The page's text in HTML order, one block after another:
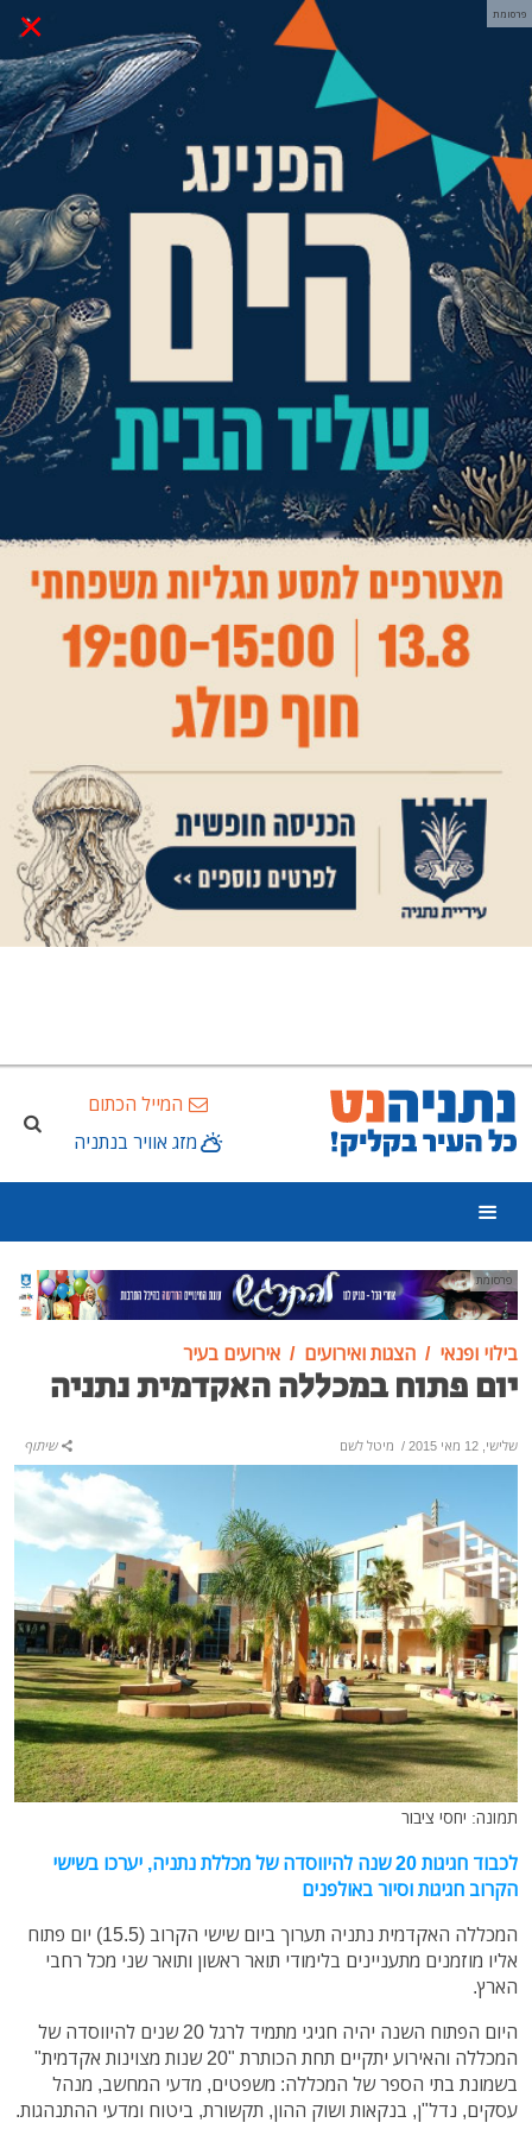
× פרסומת
המייל הכתום
מזג אוויר בנתניה
פרסומת
בילוי ופנאי הצגות ואירועים אירועים בעיר
יום פתוח במכללה האקדמית נתניה
שלישי, 12 מאי 2015 / מיטל לשם שיתוף
תמונה: יחסי ציבור
לכבוד חגיגות 20 שנה להיווסדה של מכללת נתניה, יערכו בשישי
הקרוב חגיגות וסיור באולפנים
המכללה האקדמית נתניה תערוך ביום שישי הקרוב (15.5) יום פתוח
אליו מוזמנים מתעניינים בלימודי תואר ראשון ותואר שני מכל רחבי
הארץ.
היום הפתוח השנה יהיה חגיגי מתמיד לרגל 20 שנים להיווסדה של
המכללה והאירוע יתקיים תחת הכותרת "20 שנות מצוינות אקדמית"
בשמונת בתי הספר של המכללה: משפטים, מדעי המחשב, מנהל
עסקים, נדל"ן, בנקאות ושוק ההון, תקשורת, ביטוח ומדעי ההתנהגות.